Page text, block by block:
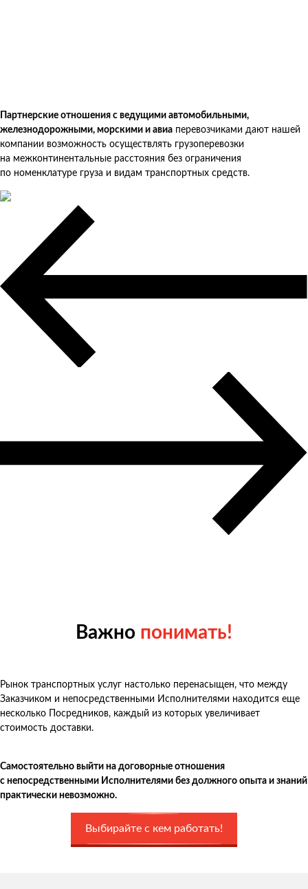
Партнерские отношения с ведущими автомобильными,
железнодорожными, морскими и авиа перевозчиками дают нашей
компании возможность осуществлять грузоперевозки
на межконтинентальные расстояния без ограничения
по номенклатуре груза и видам транспортных средств.
Важно понимать!
Рынок транспортных услуг настолько перенасыщен, что между
Заказчиком и непосредственными Исполнителями находится еще
несколько Посредников, каждый из которых увеличивает
стоимость доставки.
Самостоятельно выйти на договорные отношения
с непосредственными Исполнителями без должного опыта и знаний
практически невозможно.
Выбирайте с кем работать!